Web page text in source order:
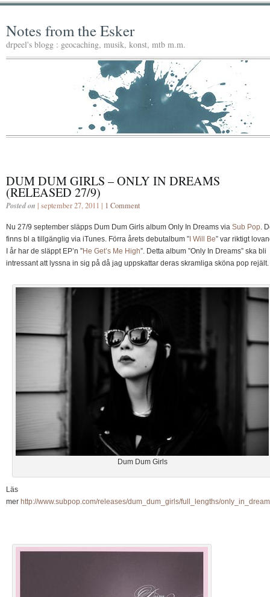
Notes from the Esker
drpeel's blogg : geocaching, musik, konst, mtb m.m.
DUM DUM GIRLS – ONLY IN DREAMS
(RELEASED 27/9)
Posted on | september 27, 2011 | 1 Comment
Nu 27/9 september släpps Dum Dum Girls album Only In Dreams via Sub Pop .
finns bl a tillgänglig via iTunes. Förra årets debutalbum ”I Will Be” var riktigt
I år har de släppt EP’n ”He Get’s Me High”. Detta album ”Only In Dreams” ska bli
intressant att lyssna in sig på då jag uppskattar deras skramliga sköna pop rejält.
Dum Dum Girls
Läs
mer http://www.subpop.com/releases/dum_dum_girls/full_lengths/